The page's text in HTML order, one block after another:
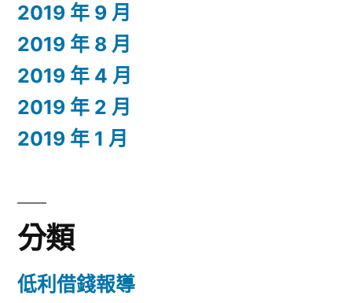
2019 年 9 月
2019 年 8 月
2019 年 4 月
2019 年 2 月
2019 年 1 月
分類
低利借錢報導